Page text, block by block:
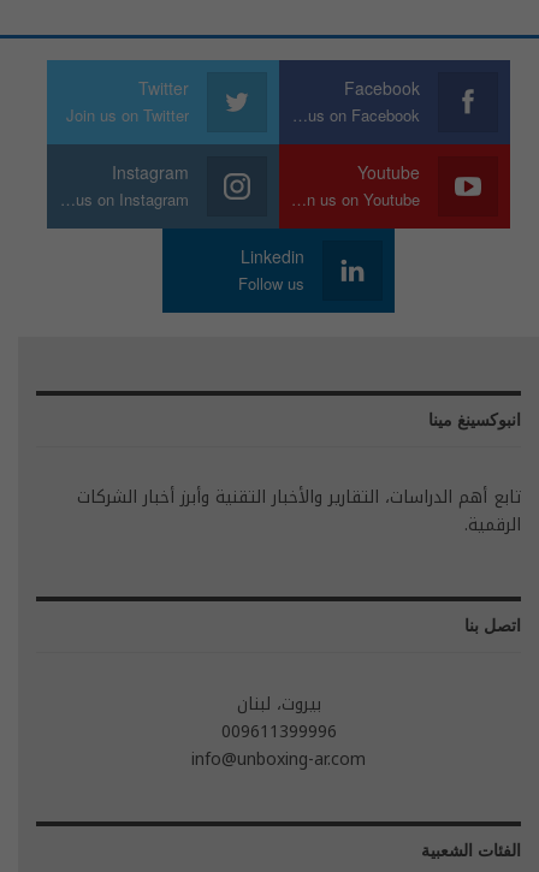
Facebook
Join us on Facebook
Twitter
Join us on Twitter
Youtube
Join us on Youtube
Instagram
Join us on Instagram
Linkedin
Follow us
انبوكسينغ مينا
تابع أهم الدراسات، التقارير والأخبار التقنية وأبرز أخبار الشركات
الرقمية.
اتصل بنا
بيروت، لبنان
009611399996
info@unboxing-ar.com
الفئات الشعبية